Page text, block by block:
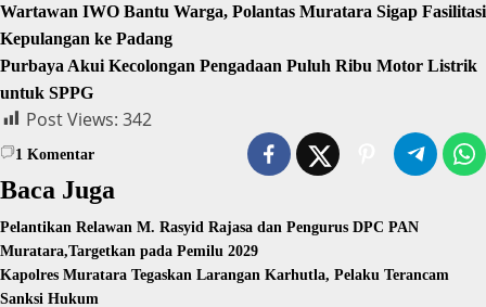
Wartawan IWO Bantu Warga, Polantas Muratara Sigap Fasilitasi
Kepulangan ke Padang
Purbaya Akui Kecolongan Pengadaan Puluh Ribu Motor Listrik
untuk SPPG
Post Views: 342
1 Komentar
Baca Juga
Pelantikan Relawan M. Rasyid Rajasa dan Pengurus DPC PAN
Muratara,Targetkan pada Pemilu 2029
Kapolres Muratara Tegaskan Larangan Karhutla, Pelaku Terancam
Sanksi Hukum